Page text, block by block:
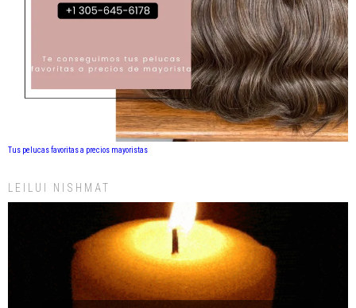
Tus pelucas favoritas a precios mayoristas
LEILUI NISHMAT